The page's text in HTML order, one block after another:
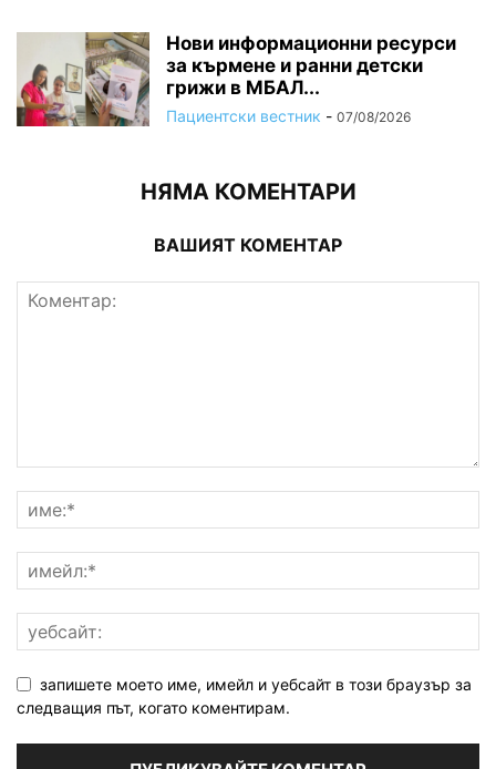
Нови информационни ресурси
за кърмене и ранни детски
грижи в МБАЛ...
Пациентски вестник - 07/08/2026
НЯМА КОМЕНТАРИ
ВАШИЯТ КОМЕНТАР
запишете моето име, имейл и уебсайт в този браузър за
следващия път, когато коментирам.